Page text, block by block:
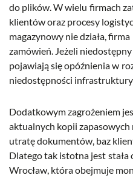
do plików. W wielu firmach
klientów oraz procesy
magazynowy nie działa,
zamówień. Jeżeli
pojawiają się opóźnienia w
niedostępności
Dodatkowym zagrożeniem
aktualnych kopii
utratę dokumentów, baz
Dlatego tak istotna jest
Wrocław, która obejmuje